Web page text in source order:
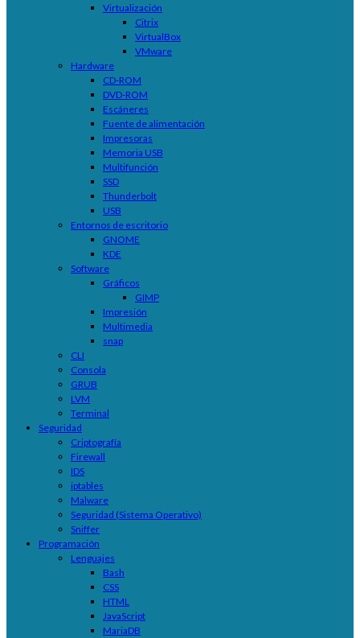
Virtualización
Citrix
VirtualBox
VMware
Hardware
CD-ROM
DVD-ROM
Escáneres
Fuente de alimentación
Impresoras
Memoria USB
Multifunción
SSD
Thunderbolt
USB
Entornos de escritorio
GNOME
KDE
Software
Gráficos
GIMP
Impresión
Multimedia
snap
CLI
Consola
GRUB
LVM
Terminal
Seguridad
Criptografía
Firewall
IDS
iptables
Malware
Seguridad (Sistema Operativo)
Sniffer
Programación
Lenguajes
Bash
CSS
HTML
JavaScript
MariaDB